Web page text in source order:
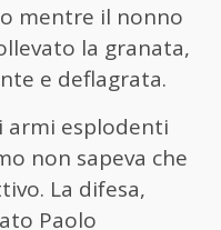
mentre il nonno
la granata,
e deflagrata.
armi esplodenti
non sapeva che
La difesa,
Paolo